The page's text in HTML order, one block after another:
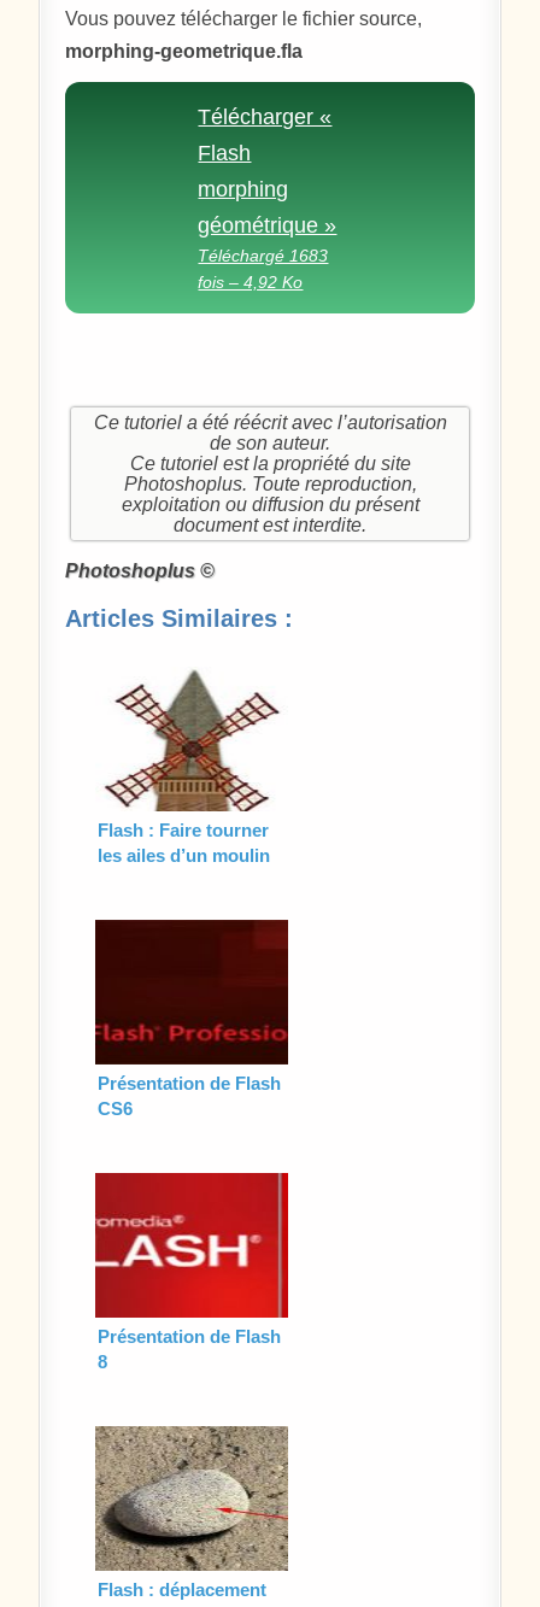
Vous pouvez télécharger le fichier source,
morphing-geometrique.fla
Télécharger «
Flash
morphing
géométrique »
Téléchargé 1683
fois – 4,92 Ko
Ce tutoriel a été réécrit avec l’autorisation
de son auteur.
Ce tutoriel est la propriété du site
Photoshoplus. Toute reproduction,
exploitation ou diffusion du présent
document est interdite.
Photoshoplus ©
Articles Similaires :
Flash : Faire tourner
les ailes d’un moulin
Présentation de Flash
CS6
Présentation de Flash
8
Flash : déplacement